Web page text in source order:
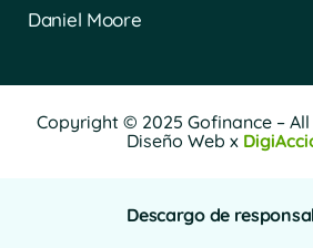
Daniel Moore
Copyright © 2025 Gofinance –
Diseño Web x
Descargo de